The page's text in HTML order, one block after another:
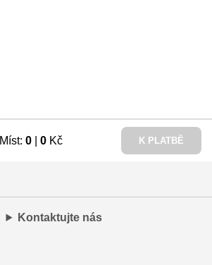
Míst:0 |0 Kč K PLATBĚ
Kontaktujte nás